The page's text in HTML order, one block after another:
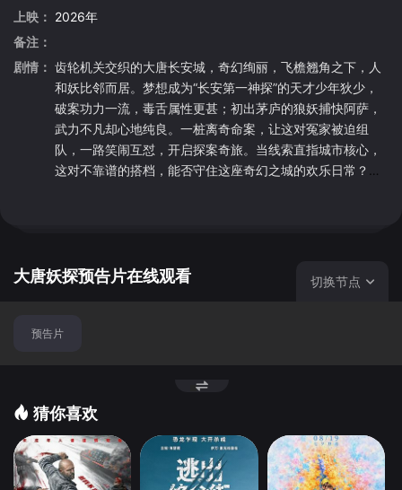
上映： 2026年
备注：
剧情： 齿轮机关交织的大唐长安城，奇幻绚丽，飞檐翘角之下，人
和妖比邻而居。梦想成为“长安第一神探”的天才少年狄少，
破案功力一流，毒舌属性更甚；初出茅庐的狼妖捕快阿萨，
武力不凡却心地纯良。一桩离奇命案，让这对冤家被迫组
队，一路笑闹互怼，开启探案奇旅。当线索直指城市核心，
这对不靠谱的搭档，能否守住这座奇幻之城的欢乐日常？而
大唐妖探预告片在线观看 切换节点
预告片
猜你喜欢